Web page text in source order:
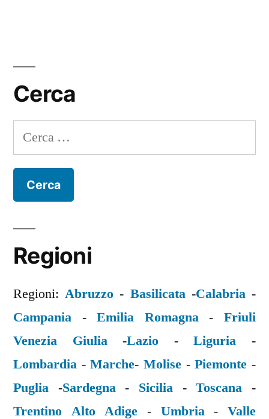
Cerca
Ricerca
per:
Regioni
Regioni:Abruzzo - Basilicata-Calabria-
Campania -Emilia Romagna-Friuli
Venezia Giulia-Lazio -Liguria -
Lombardia -Marche-Molise -Piemonte -
Puglia -Sardegna- Sicilia -Toscana -
Trentino Alto Adige - Umbria-Valle